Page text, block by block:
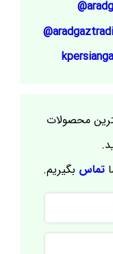
محصولات
تماس بگیریم.